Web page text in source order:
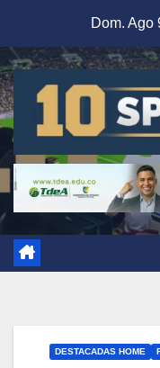
Dom. Ago
DESTACADAS HOME